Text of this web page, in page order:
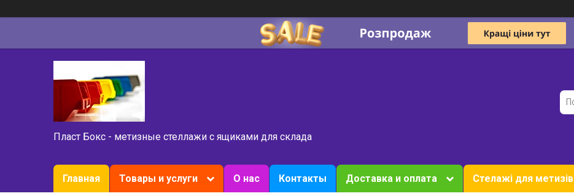
Пласт Бокс - метизные стеллажи с ящиками для склада
Главная Товары и услуги О нас Контакты Доставка и оплата Стелажі для метизів